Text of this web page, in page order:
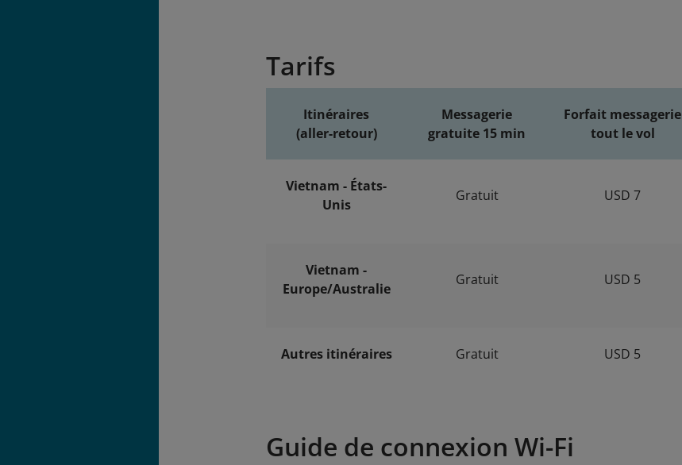
Tarifs
Itinéraires
(aller-retour)
Messagerie
gratuite 15 min
Forfait messagerie
tout le vol
Vietnam - États-
Unis
Gratuit USD 7
Vietnam -
Europe/Australie
Gratuit USD 5
Autres itinéraires Gratuit USD 5
Guide de connexion Wi-Fi